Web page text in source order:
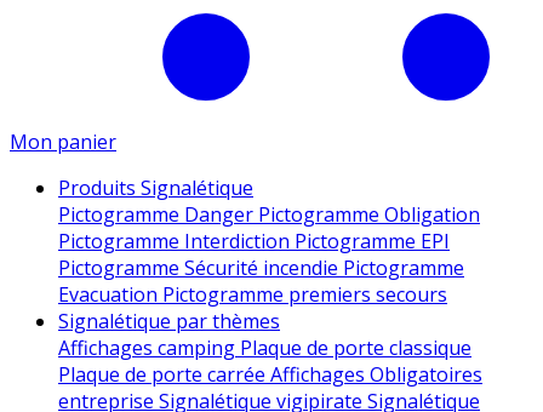
Mon panier
Produits Signalétique
Pictogramme Danger Pictogramme Obligation
Pictogramme Interdiction Pictogramme EPI
Pictogramme Sécurité incendie Pictogramme
Evacuation Pictogramme premiers secours
Signalétique par thèmes
Affichages camping Plaque de porte classique
Plaque de porte carrée Affichages Obligatoires
entreprise Signalétique vigipirate Signalétique